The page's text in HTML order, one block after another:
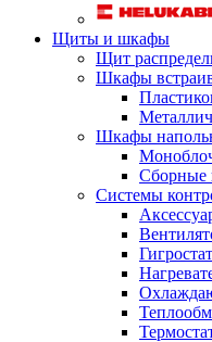
Щиты и шкафы
Щит
Шкафы
Шкафы
Сборные
Системы